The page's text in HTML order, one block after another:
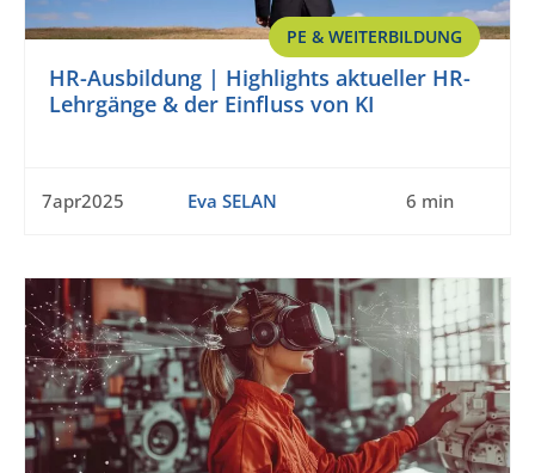
PE & WEITERBILDUNG
HR-Ausbildung | Highlights aktueller HR-
Lehrgänge & der Einfluss von KI
7apr2025 Eva SELAN 6 min